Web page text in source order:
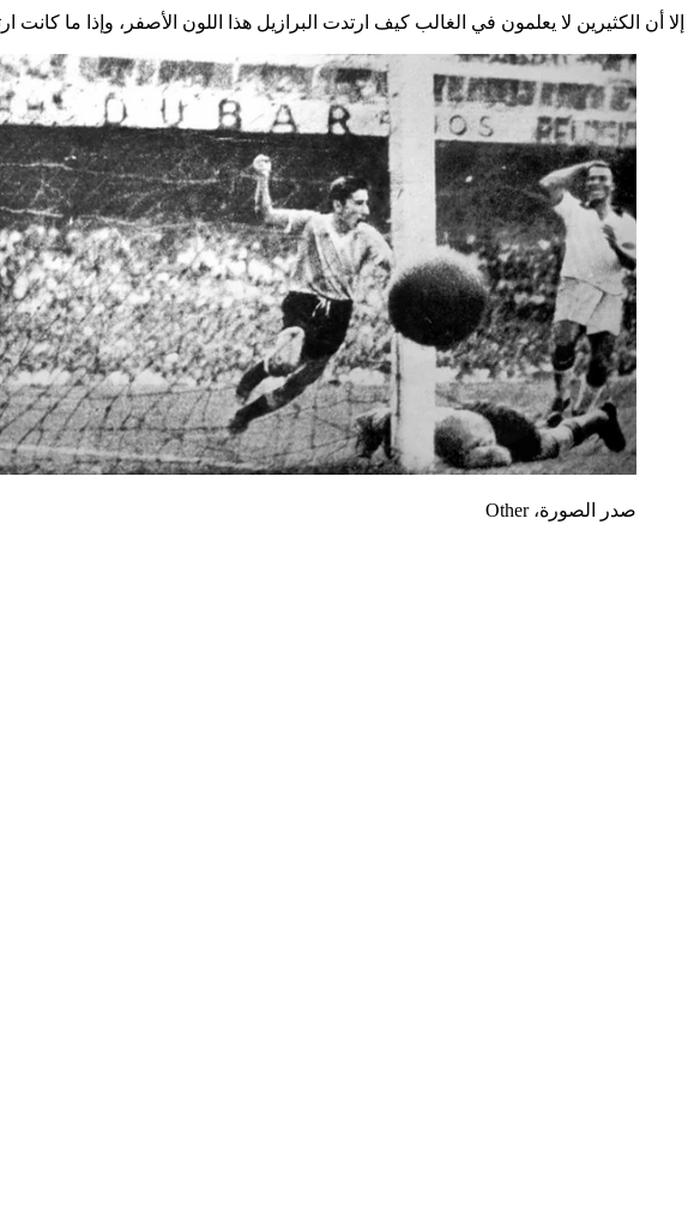
إلا أن الكثيرين لا يعلمون في الغالب كيف ارتدت البرازيل هذا اللون الأصفر، وإذا ما
صدر الصورة،Other